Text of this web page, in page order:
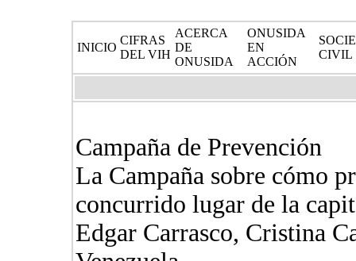
INICIO
CIFRAS
DEL VIH
ACERCA
DE
ONUSIDA
ONUSIDA
EN
ACCIÓN
CIVIL
Campaña de Prevención
La Campaña sobre cómo
concurrido lugar de la
Edgar Carrasco, Cristina